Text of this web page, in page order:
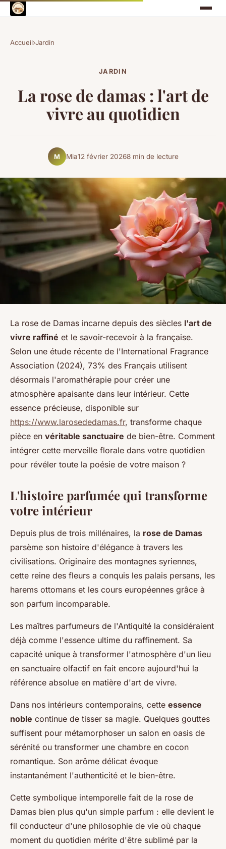
Accueil›Jardin
JARDIN
La rose de damas : l'art de
vivre au quotidien
M Mia12 février 20268 min de lecture
La rose de Damas incarne depuis des siècles l'art de
vivre raffiné et le savoir-recevoir à la française.
Selon une étude récente de l'International Fragrance
Association (2024), 73% des Français utilisent
désormais l'aromathérapie pour créer une
atmosphère apaisante dans leur intérieur. Cette
essence précieuse, disponible sur
https://www.larosededamas.fr, transforme chaque
pièce en véritable sanctuaire de bien-être. Comment
intégrer cette merveille florale dans votre quotidien
pour révéler toute la poésie de votre maison ?
L'histoire parfumée qui transforme
votre intérieur
Depuis plus de trois millénaires, la rose de Damas
parsème son histoire d'élégance à travers les
civilisations. Originaire des montagnes syriennes,
cette reine des fleurs a conquis les palais persans, les
harems ottomans et les cours européennes grâce à
son parfum incomparable.
Les maîtres parfumeurs de l'Antiquité la considéraient
déjà comme l'essence ultime du raffinement. Sa
capacité unique à transformer l'atmosphère d'un lieu
en sanctuaire olfactif en fait encore aujourd'hui la
référence absolue en matière d'art de vivre.
Dans nos intérieurs contemporains, cette essence
noble continue de tisser sa magie. Quelques gouttes
suffisent pour métamorphoser un salon en oasis de
sérénité ou transformer une chambre en cocon
romantique. Son arôme délicat évoque
instantanément l'authenticité et le bien-être.
Cette symbolique intemporelle fait de la rose de
Damas bien plus qu'un simple parfum : elle devient le
fil conducteur d'une philosophie de vie où chaque
moment du quotidien mérite d'être sublimé par la